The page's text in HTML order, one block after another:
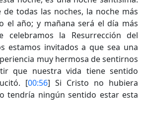
de todas las noches, la noche más
el año; y mañana será el día más
celebramos la Resurrección del
estamos invitados a que sea una
muy hermosa de sentirnos
que nuestra vida tiene sentido
[00:56] Si Cristo no hubiera
tendría ningún sentido estar esta